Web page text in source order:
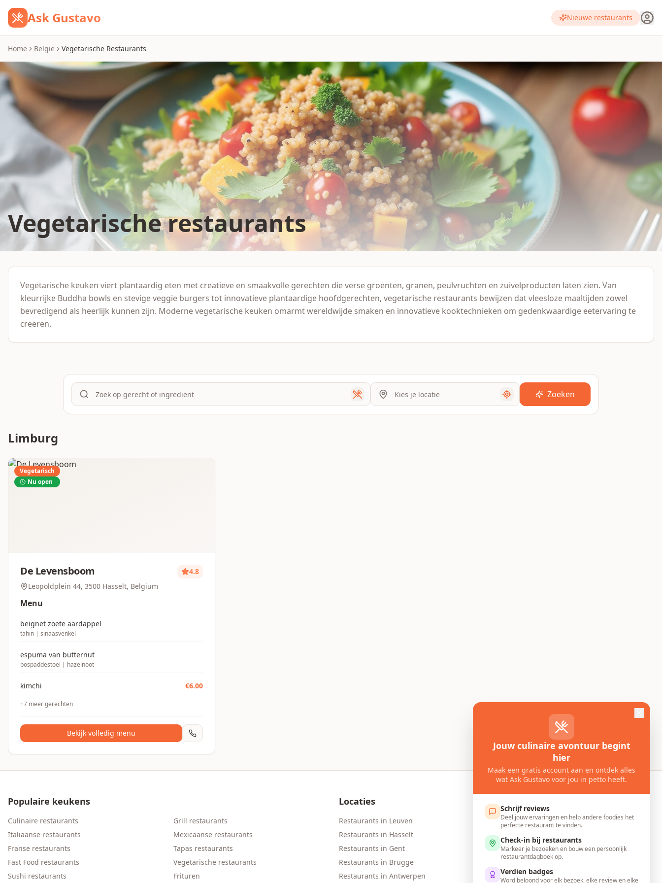
Ask Gustavo Nieuwe restaurants
Home Belgie Vegetarische Restaurants
Vegetarische restaurants
Vegetarische keuken viert plantaardig eten met creatieve en smaakvolle gerechten die verse groenten, granen, peulvruchten en zuivelproducten laten zien. Van
kleurrijke Buddha bowls en stevige veggie burgers tot innovatieve plantaardige hoofdgerechten, vegetarische restaurants bewijzen dat vleesloze maaltijden zowel
bevredigend als heerlijk kunnen zijn. Moderne vegetarische keuken omarmt wereldwijde smaken en innovatieve kooktechnieken om gedenkwaardige eetervaring te
creëren.
Zoeken
Limburg
Vegetarisch
Nu open
De Levensboom
4.8
Leopoldplein 44, 3500 Hasselt, Belgium
Menu
beignet zoete aardappel
tahin | sinaasvenkel
espuma van butternut
bospaddestoel | hazelnoot
kimchi €6.00
+7 meer gerechten
Bekijk volledig menu
Populaire keukens
Culinaire restaurants
Italiaanse restaurants
Franse restaurants
Fast Food restaurants
Sushi restaurants
Grill restaurants
Mexicaanse restaurants
Tapas restaurants
Vegetarische restaurants
Frituren
Locaties
Restaurants in Leuven
Restaurants in Hasselt
Restaurants in Gent
Restaurants in Brugge
Restaurants in Antwerpen
Ask Gustavo
Vind het perfecte gerecht
Restaurants & Partners
Feedback
Contact
Jouw culinaire avontuur begint
hier
Maak een gratis account aan en ontdek alles
wat Ask Gustavo voor jou in petto heeft.
Schrijf reviews
Deel jouw ervaringen en help andere foodies het
perfecte restaurant te vinden.
Check-in bij restaurants
Markeer je bezoeken en bouw een persoonlijk
restaurantdagboek op.
Verdien badges
Word beloond voor elk bezoek, elke review en elke